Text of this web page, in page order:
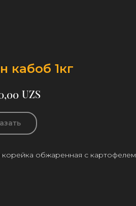
кабоб 1кг
UZS
корейка обжаренная с картофелем